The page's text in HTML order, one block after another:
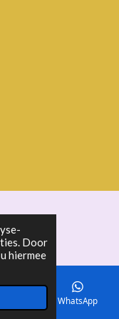
Door
hiermee
WhatsApp